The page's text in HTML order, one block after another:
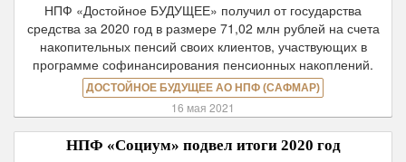
НПФ «Достойное БУДУЩЕЕ» получил от государства
средства за 2020 год в размере 71,02 млн рублей на счета
накопительных пенсий своих клиентов, участвующих в
программе софинансирования пенсионных накоплений.
ДОСТОЙНОЕ БУДУЩЕЕ АО НПФ (САФМАР)
16 мая 2021
НПФ «Социум» подвел итоги 2020 год